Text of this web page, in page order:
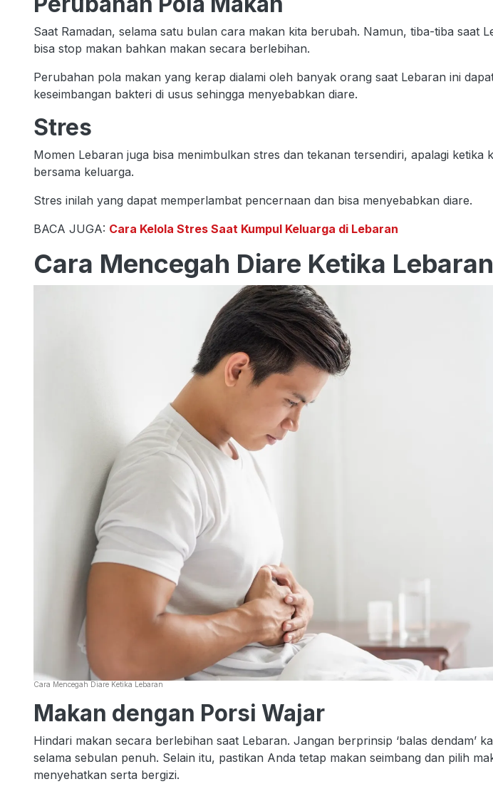
Saat Ramadan, selama satu bulan cara makan kita berubah. Namun, tiba-tiba saat
bisa stop makan bahkan makan secara berlebihan.
Perubahan pola makan yang kerap dialami oleh banyak orang saat Lebaran ini
keseimbangan bakteri di usus sehingga menyebabkan diare.
Stres
Momen Lebaran juga bisa menimbulkan stres dan tekanan tersendiri, apalagi ketika
bersama keluarga.
Stres inilah yang dapat memperlambat pencernaan dan bisa menyebabkan diare.
BACA JUGA: Cara Kelola Stres Saat Kumpul Keluarga di Lebaran
Cara Mencegah Diare Ketika Lebaran
Cara Mencegah Diare Ketika Lebaran
Makan dengan Porsi Wajar
Hindari makan secara berlebihan saat Lebaran. Jangan berprinsip ‘balas dendam’
selama sebulan penuh. Selain itu, pastikan Anda tetap makan seimbang dan pilih
menyehatkan serta bergizi.